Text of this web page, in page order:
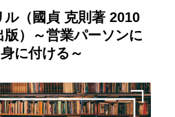
（國貞 克則著 2010
）～営業パーソンに
に付ける～